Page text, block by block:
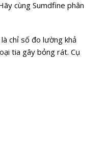
cùng Sumdfine phân
là chỉ số đo lường khả
tia gây bỏng rát. Cụ